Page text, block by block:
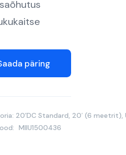
päring
20’DC Standard, 20′ (6 meetrit),
MIIU1500436